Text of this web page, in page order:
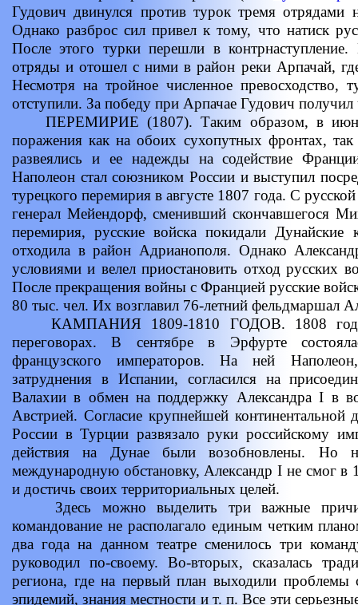
Гудович двинулся против турок тремя
Однако разброс сил привел к тому, что натиск
После этого турки перешли в
отряды и отошел с ними в район реки Арпачай,
Несмотря на тройное численное превосходство,
отступили. За победу при Арпачае Гудович
ПЕРЕМИРИЕ (1807). Таким образом, в июне
поражения как на обоих сухопутных фронтах,
развеялись и ее надежды на содействие
Наполеон стал союзником России и выступил
турецкого перемирия в августе 1807 года. С
генерал Мейендорф, сменивший скончавшегося
перемирия, русские войска покидали Дунайские
отходила в район Адрианополя. Однако
условиями и велел приостановить отход русских
После прекращения войны с Францией русские
80 тыс. чел. Их возглавил 76-летний фельдмаршал
КАМПАНИЯ 1809-1810 ГОДОВ. 1808 год
переговорах. В сентябре в Эрфурте
французского императоров. На ней
затруднения в Испании, согласился на
Валахии в обмен на поддержку Александра I в
Австрией. Согласие крупнейшей континентальной
России в Турции развязало руки российскому
действия на Дунае были возобновлены. Но
международную обстановку, Александр I не смог в
и достичь своих территориальных целей.
Здесь можно выделить три важные
командование не располагало единым четким
два года на данном театре сменилось три
руководил по-своему. Во-вторых, сказалась
региона, где на первый план выходили
эпидемий, знания местности и т. п. Все эти